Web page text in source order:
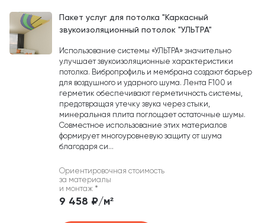
Пакет услуг для потолка "Каркасный
звукоизоляционный потолок "УЛЬТРА"
Использование системы «УЛЬТРА» значительно
улучшает звукоизоляционные характеристики
потолка. Вибропрофиль и мембрана создают барьер
для воздушного и ударного шума. Лента F100 и
герметик обеспечивают герметичность системы,
предотвращая утечку звука через стыки,
минеральная плита поглощает остаточные шумы.
Совместное использование этих материалов
формирует многоуровневую защиту от шума
благодаря си...
Ориентировочная стоимость
за материалы
и монтаж *
9 458 ₽/м²